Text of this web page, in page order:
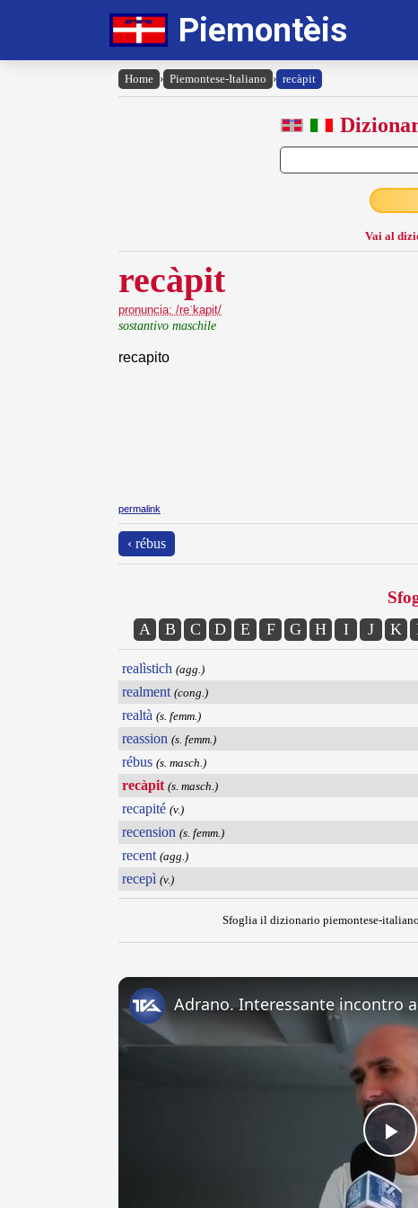
Piemontèis
Home › Piemontese-Italiano › recàpit
Vai al
recàpit
pronuncia: /reˈkapit/
sostantivo maschile
recapito
permalink
‹ rébus
A B C D E F G H I J K
realìstich (agg.)
realment (cong.)
realtà (s. femm.)
reassion (s. femm.)
rébus (s. masch.)
recàpit (s. masch.)
recapité (v.)
recension (s. femm.)
recent (agg.)
recepì (v.)
Sfoglia il dizionario piemontese-